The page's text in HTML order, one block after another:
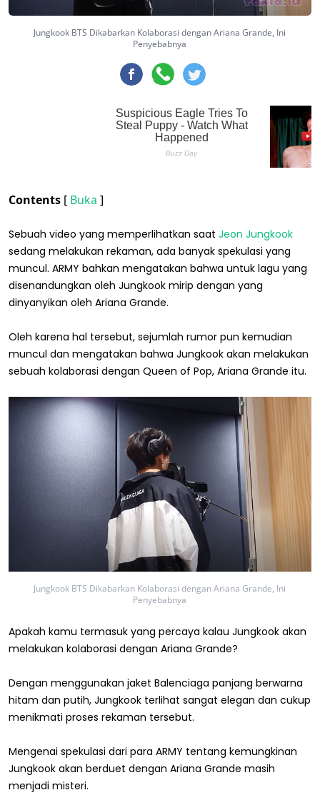
Jungkook BTS Dikabarkan Kolaborasi dengan Ariana Grande, Ini
Penyebabnya
Contents [ Buka ]
Sebuah video yang memperlihatkan saat Jeon Jungkook
sedang melakukan rekaman, ada banyak spekulasi yang
muncul. ARMY bahkan mengatakan bahwa untuk lagu yang
disenandungkan oleh Jungkook mirip dengan yang
dinyanyikan oleh Ariana Grande.
Oleh karena hal tersebut, sejumlah rumor pun kemudian
muncul dan mengatakan bahwa Jungkook akan melakukan
sebuah kolaborasi dengan Queen of Pop, Ariana Grande itu.
Jungkook BTS Dikabarkan Kolaborasi dengan Ariana Grande, Ini
Penyebabnya
Apakah kamu termasuk yang percaya kalau Jungkook akan
melakukan kolaborasi dengan Ariana Grande?
Dengan menggunakan jaket Balenciaga panjang berwarna
hitam dan putih, Jungkook terlihat sangat elegan dan cukup
menikmati proses rekaman tersebut.
Mengenai spekulasi dari para ARMY tentang kemungkinan
Jungkook akan berduet dengan Ariana Grande masih
menjadi misteri.